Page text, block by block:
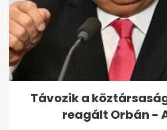
Vitézy: 65 ezres
Balázs DJ-
Puskás...
Távozik a
reagált Orbán -